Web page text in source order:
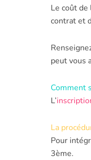
Le coût
contrat et
peut vous
Comment
L’
La
Pour
3ème.